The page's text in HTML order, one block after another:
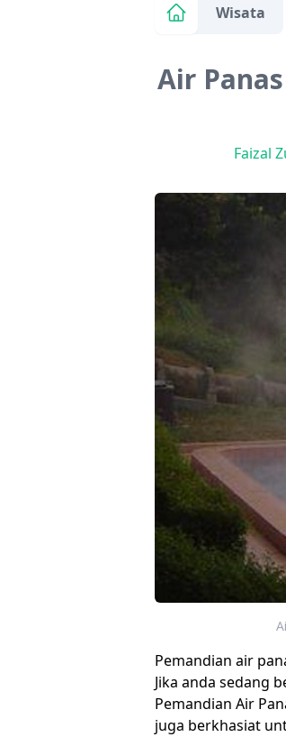
Wisata
Air
Faizal
Pemandian air
Jika anda sedang
Pemandian Air
juga berkhasiat